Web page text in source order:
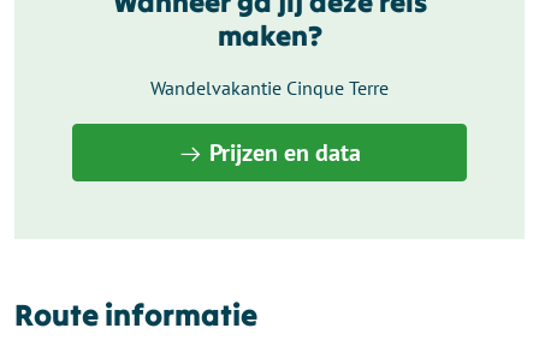
maken?
Wandelvakantie Cinque Terre
Prijzen en data
Route informatie